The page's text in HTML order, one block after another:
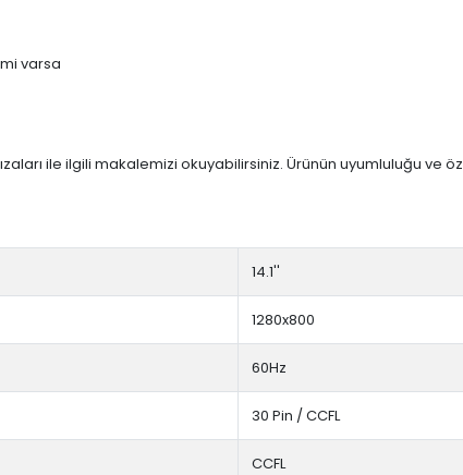
varsa
ile ilgili makalemizi okuyabilirsiniz. Ürünün uyumluluğu
14.1''
1280x800
60Hz
30 Pin / CCFL
CCFL